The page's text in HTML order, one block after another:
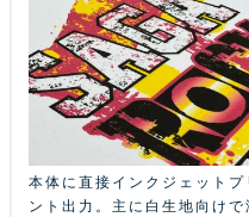
本体に直接インクジェットプ
ント出力。主に白生地向けで